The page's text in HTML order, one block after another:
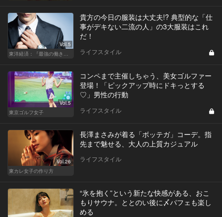
Vol.5
東洋経済：『最強の働き方』『一流の育て方』
貴方の今日の服装は大丈夫!? 典型的な「仕
事がデキない二流の人」の3大服装はこれ
だ！
ライフスタイル
Vol.5
東京ゴルフ女子
コンペまで主催しちゃう、美女ゴルファー
登場！「ピックアップ時にドキっとする
♡」男性の行動
ライフスタイル
Vol.26
東カレ女子の作り方
長澤まさみが着る「ボッテガ」コーデ。指
先まで魅せる、大人の上質カジュアル
ライフスタイル
“氷を抱く”という新たな快感がある、おこ
もりサウナ。ととのい後に〆パフェも楽し
める